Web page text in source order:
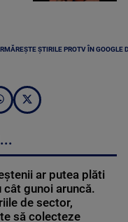
ȘTIRILE PROTV ÎN GOOGLE
ar putea plăti
cât gunoi aruncă.
de sector,
să colecteze